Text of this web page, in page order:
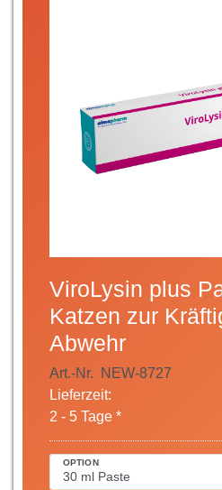
ViroLysin plus
Katzen zur
Abwehr
Art.-Nr.
NEW-8727
Lieferzeit:
2 - 5 Tage *
OPTION